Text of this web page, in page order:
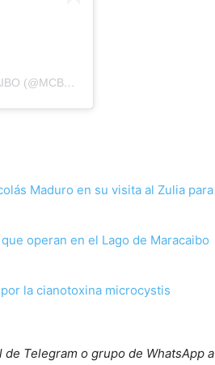
UNA PUBLICACIÓN COMPARTIDA POR ALCALDÍA DE MARACAIBO (@MCBOALCALDIA)
Maduro en su visita al Zulia para
operan en el Lago de Maracaibo
la cianotoxina microcystis
Telegram o grupo de WhatsApp a